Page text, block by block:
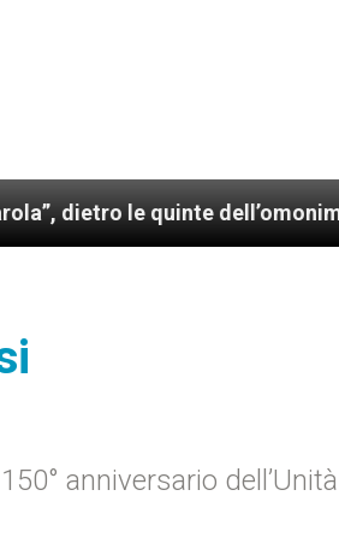
le quinte dell’omonimo film di
anniversario dell’Unità